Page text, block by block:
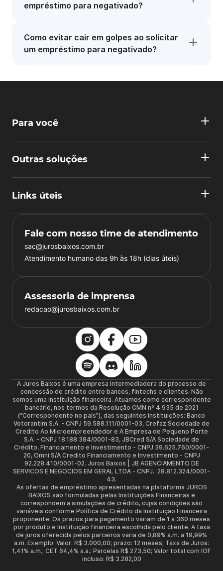
empréstimo para negativado?
Como evitar cair em golpes ao solicitar
um empréstimo para negativado?
Para você
Outras soluções
Links úteis
Fale com nosso time de atendimento
sac@jurosbaixos.com.br
Atendimento humano das 9h às 18h (dias úteis)
Assessoria de imprensa
redacao@jurosbaixos.com.br
A Juros Baixos é uma empresa intermediadora do processo de
concessão de crédito entre bancos, fintechs e clientes. Não
somos uma instituição financeira. Atuamos como correspondente
bancário, nos termos da Resolução CMN nº 4.935 de 2021
(“Correspondente no país”), das seguintes instituições: Banco
Votorantim S.A. - CNPJ 59.588.111/0001-03, Crefaz Sociedade de
Credito Ao Microempreendedor e A Empresa de Pequeno Porte
S.A. - CNPJ 18.188.384/0001-83, JBCred S/A Sociedade de
Crédito, Financiamento e Investimento - CNPJ 39.625.760/0001-
20, Omni S/A Credito Financiamento e Investimento - CNPJ
92.228.410/0001-02. Juros Baixos | JB AGENCIAMENTO DE
SERVICOS E NEGOCIOS EM GERAL LTDA - CNPJ.: 28.812.324/0001-
43.
As ofertas de empréstimo apresentadas na plataforma JUROS
BAIXOS são formuladas pelas Instituições Financeiras e
correspondem a simulações de crédito, cujas condições são
variáveis conforme Política de Crédito da Instituição Financeira
proponente. Os prazos para pagamento variam de 1 a 360 meses
por produto e Instituição financeira escolhida pelo cliente. A taxa
de juros oferecida pelos parceiros varia de 0,89% a.m. a 19,99%
a.m. Exemplo: Valor: R$ 3.000,00; prazo: 12 meses; Taxa de Juros:
1,41% a.m.; CET 64,4% a.a.; Parcelas R$ 273,50; Valor total com IOF
incluso: R$ 3.282,00